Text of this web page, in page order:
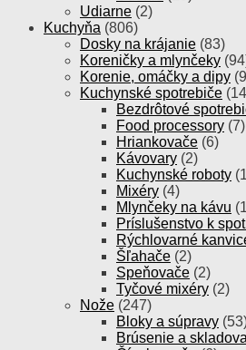
Udiarne (2)
Kuchyňa (806)
Dosky na krájanie (83)
Koreničky a mlynčeky
Korenie, omáčky a dipy
Kuchynské spotrebiče
Bezdrôtové
Food processory (7)
Hriankovače (6)
Kávovary (2)
Kuchynské roboty
Mixéry (4)
Mlynčeky na kávu
Príslušenstvo k
Rýchlovarné
Šľahače (2)
Speňovače (2)
Tyčové mixéry (2)
Nože (247)
Bloky a súpravy
Brúsenie a